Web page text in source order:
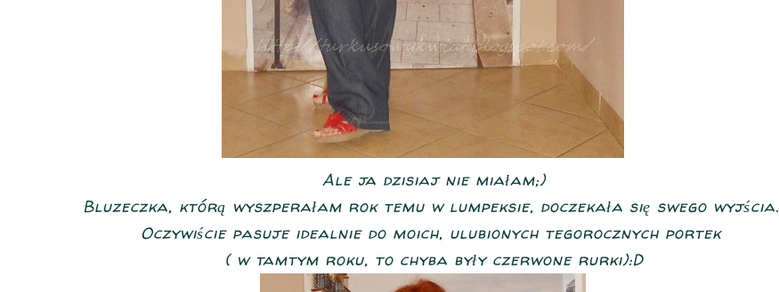
Ale ja dzisiaj nie miałam;)
Bluzeczka, którą wyszperałam rok temu w lumpeksie, doczekała się swego wyjścia.
Oczywiście pasuje idealnie do moich, ulubionych tegorocznych portek
( w tamtym roku, to chyba były czerwone rurki):D